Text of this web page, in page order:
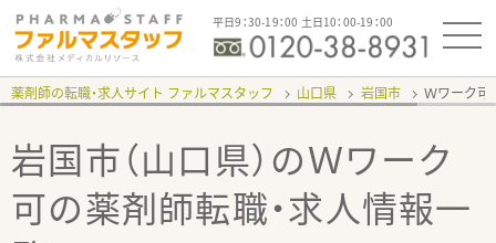
平日9：30-19：00 土日10：00-19：00
薬剤師の転職・求人サイト ファルマスタッフ 山口県 岩国市 Ｗワーク可
岩国市（山口県）のＷワーク
可の薬剤師転職・求人情報一